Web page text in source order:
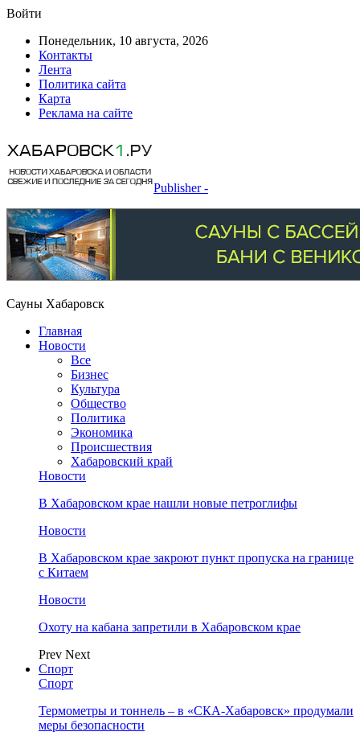
Войти
Понедельник, 10 августа, 2026
Контакты
Лента
Политика сайта
Карта
Реклама на сайте
Publisher -
Сауны Хабаровск
Главная
Новости
Все
Бизнес
Культура
Общество
Политика
Экономика
Происшествия
Хабаровский край
Новости
В Хабаровском крае нашли новые петроглифы
Новости
В Хабаровском крае закроют пункт пропуска на границе
с Китаем
Новости
Охоту на кабана запретили в Хабаровском крае
Prev Next
Спорт
Спорт
Термометры и тоннель – в «СКА-Хабаровск» продумали
меры безопасности